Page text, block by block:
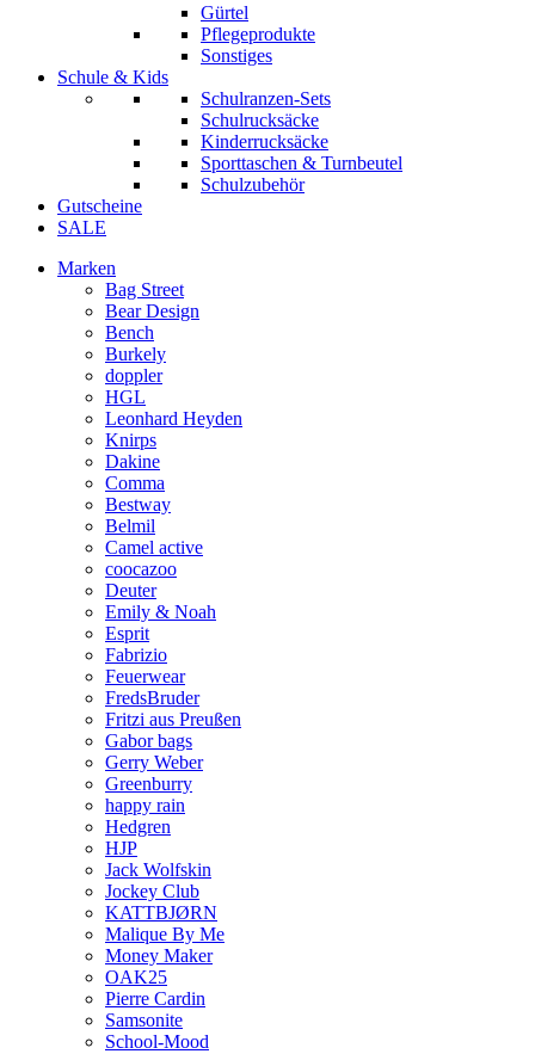
Gürtel
Pflegeprodukte
Sonstiges
Schule & Kids
Schulranzen-Sets
Schulrucksäcke
Kinderrucksäcke
Sporttaschen & Turnbeutel
Schulzubehör
Gutscheine
SALE
Marken
Bag Street
Bear Design
Bench
Burkely
doppler
HGL
Leonhard Heyden
Knirps
Dakine
Comma
Bestway
Belmil
Camel active
coocazoo
Deuter
Emily & Noah
Esprit
Fabrizio
Feuerwear
FredsBruder
Fritzi aus Preußen
Gabor bags
Gerry Weber
Greenburry
happy rain
Hedgren
HJP
Jack Wolfskin
Jockey Club
KATTBJØRN
Malique By Me
Money Maker
OAK25
Pierre Cardin
Samsonite
School-Mood